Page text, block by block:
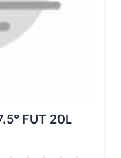
FUT 20L